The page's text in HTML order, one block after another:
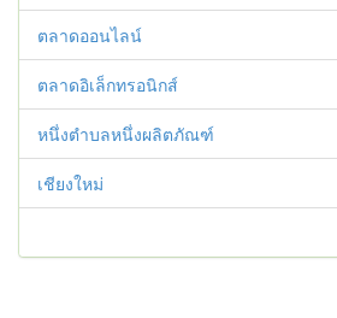
ตลาดออนไลน์
ตลาดอิเล็กทรอนิกส์
หนึ่งตำบลหนึ่งผลิตภัณฑ์
เชียงใหม่